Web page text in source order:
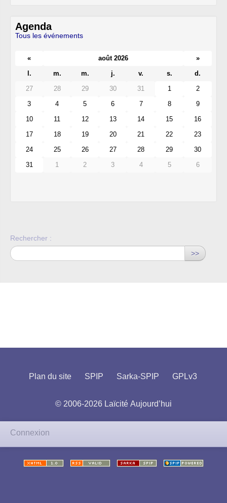
Agenda
Tous les événements
« août 2026
»
l.
m. m. j. v. s.
d.
27
28 29 30 31 1
2
3
4 5 6 7 8
9
10
11 12 13 14 15
16
17
18 19 20 21 22
23
24
25 26 27 28 29
30
31
1 2 3 4 5 6
Rechercher :
>>
Plan du site SPIP Sarka-SPIP GPLv3
© 2006-2026 Laïcité Aujourd’hui
Connexion